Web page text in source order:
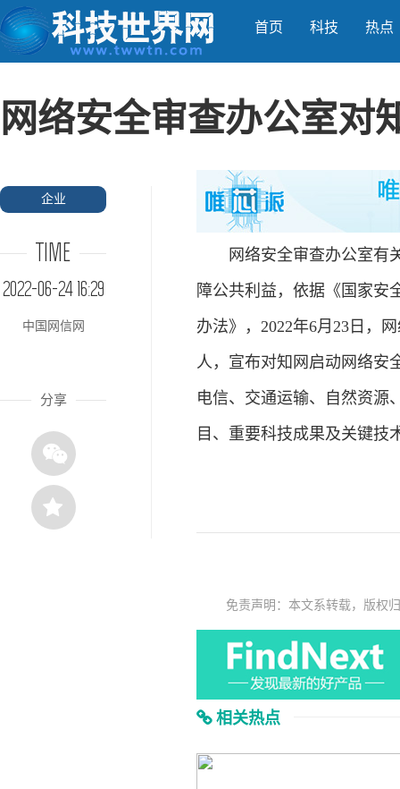
首页 科技 热点
网络安全审查办公室对
企业
TIME
2022-06-24 16:29
中国网信网
分享
网络安全审查办公室有关
障公共利益，依据《国家安
办法》，2022年6月23日，
人，宣布对知网启动网络安
电信、交通运输、自然资源
目、重要科技成果及关键技
免责声明：本文系转载，版权
相关热点